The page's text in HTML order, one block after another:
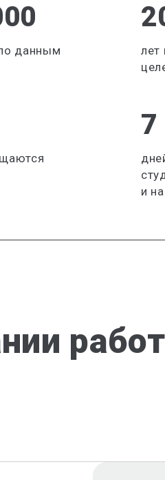
данным
лет
7
и